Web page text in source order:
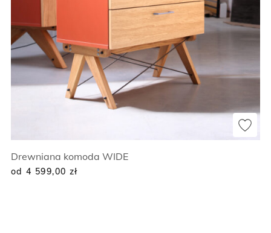
Drewniana komoda WIDE
od 4 599,00 zł